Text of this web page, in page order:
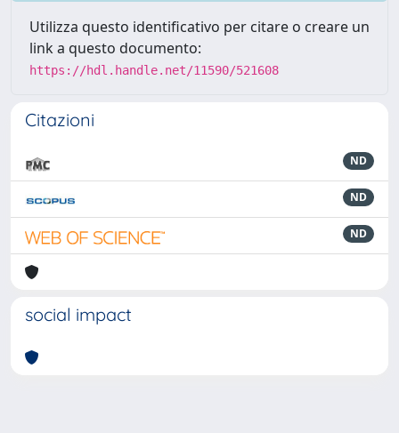
Utilizza questo identificativo per citare o creare un
link a questo documento:
https://hdl.handle.net/11590/521608
Citazioni
ND
ND
ND
social impact